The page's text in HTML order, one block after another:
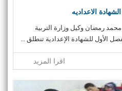
الاعداديه
رمضان وكيل وزارة التربية
الأول للشهادة الإعدادية تنطلق ...
اقرا المزيد